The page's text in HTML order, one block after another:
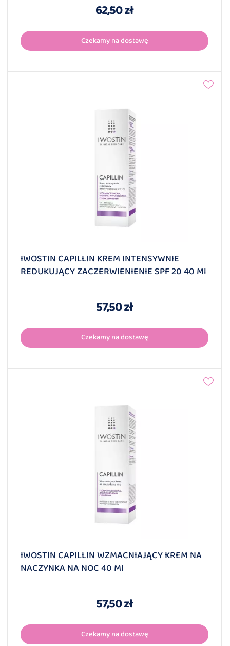
62,50 zł
Czekamy na dostawę
IWOSTIN CAPILLIN KREM INTENSYWNIE
REDUKUJĄCY ZACZERWIENIENIE SPF 20 40 Ml
57,50 zł
Czekamy na dostawę
IWOSTIN CAPILLIN WZMACNIAJĄCY KREM NA
NACZYNKA NA NOC 40 Ml
57,50 zł
Czekamy na dostawę